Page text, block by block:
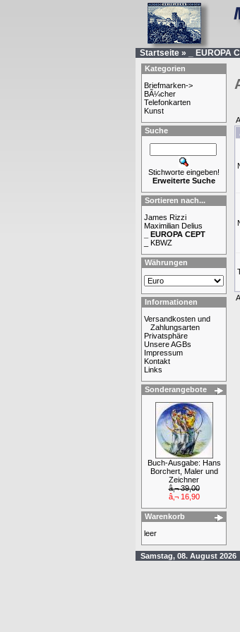
Startseite » _ EUROPA
Kategorien
Briefmarken->
BÃ¼cher
Telefonkarten
Kunst
Suche
Stichworte eingeben!
Erweiterte Suche
Sortieren nach...
James Rizzi
Maximilian Delius
_ EUROPA CEPT
_ KBWZ
Währungen
Informationen
Versandkosten und
Zahlungsarten
Privatsphäre
Unsere AGBs
Impressum
Kontakt
Links
Sonderangebote
Buch-Ausgabe: Hans
Borchert, Maler und
Zeichner
â‚¬ 39,00
â‚¬ 16,90
Warenkorb
leer
Samstag, 08. August 2026